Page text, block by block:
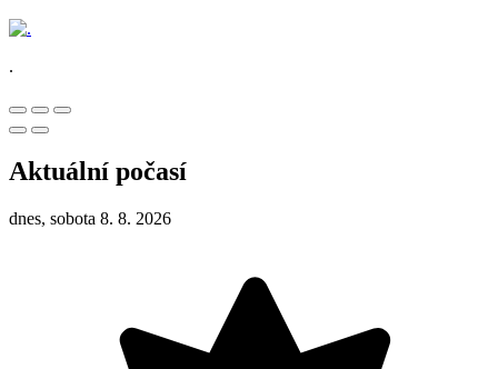
.
Aktuální počasí
dnes, sobota 8. 8. 2026